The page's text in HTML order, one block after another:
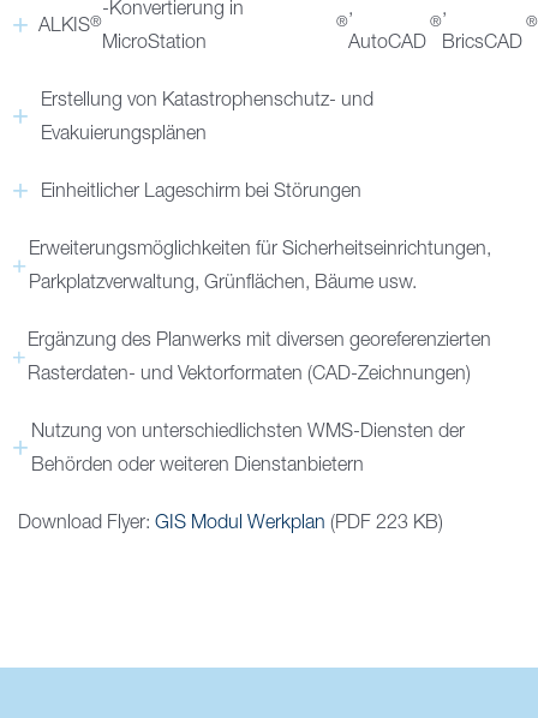
ALKIS®
-Konvertierung in
MicroStation
®
,
AutoCAD
®
,
BricsCAD
®
Erstellung von Katastrophenschutz- und
Evakuierungsplänen
Einheitlicher Lageschirm bei Störungen
Erweiterungsmöglichkeiten für Sicherheitseinrichtungen,
Parkplatzverwaltung, Grünflächen, Bäume usw.
Ergänzung des Planwerks mit diversen georeferenzierten
Rasterdaten- und Vektorformaten (CAD-Zeichnungen)
Nutzung von unterschiedlichsten WMS-Diensten der
Behörden oder weiteren Dienstanbietern
Download Flyer: GIS Modul Werkplan (PDF 223 KB)